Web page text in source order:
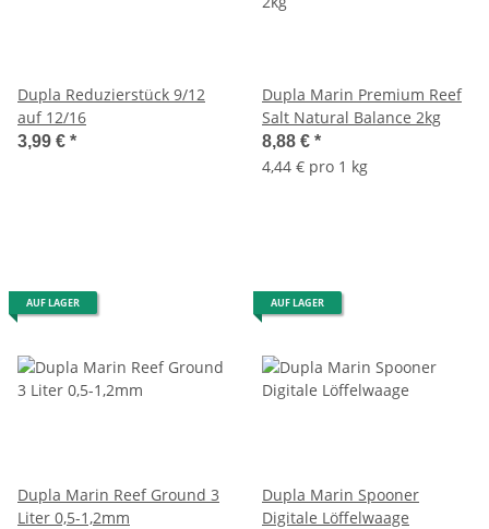
Dupla Reduzierstück 9/12
auf 12/16
3,99 € *
Dupla Marin Premium Reef
Salt Natural Balance 2kg
8,88 € *
4,44 € pro 1 kg
AUF LAGER
Dupla Marin Reef Ground 3
Liter 0,5-1,2mm
AUF LAGER
Dupla Marin Spooner
Digitale Löffelwaage